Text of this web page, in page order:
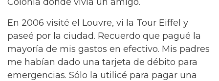
En 2006 visité el Louvre, vi la Tour Eiffel y
paseé por la ciudad. Recuerdo que pagué la
mayoría de mis gastos en efectivo. Mis padres
me habían dado una tarjeta de débito para
emergencias. Sólo la utilicé para pagar una